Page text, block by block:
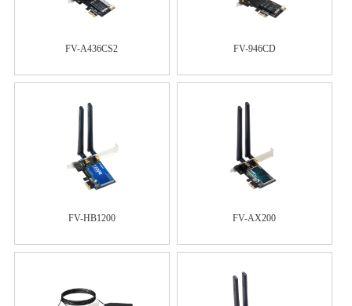
FV-A436CS2 FV-946CD
FV-HB1200 FV-AX200